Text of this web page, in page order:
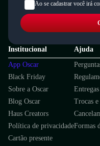
Ao se cadastrar você irá
Institucional
App Oscar
Black Friday
Sobre a Oscar
Blog Oscar
Haus Creators
Política de privacidade
Cartão presente
Ajuda
Entregas
Trocas
Formas